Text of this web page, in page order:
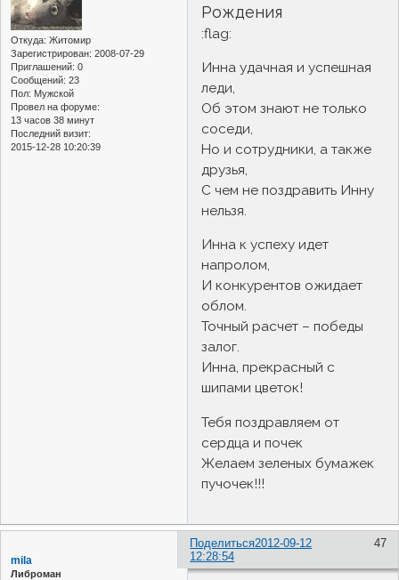
Откуда: Житомир
Зарегистрирован: 2008-07-29
Приглашений: 0
Сообщений: 23
Пол: Мужской
Провел на форуме:
13 часов 38 минут
Последний визит:
2015-12-28 10:20:39
Рождения
:flag:
Инна удачная и успешная
леди,
Об этом знают не только
соседи,
Но и сотрудники, а также
друзья,
С чем не поздравить Инну
нельзя.
Инна к успеху идет
напролом,
И конкурентов ожидает
облом.
Точный расчет – победы
залог.
Инна, прекрасный с
шипами цветок!
Тебя поздравляем от
сердца и почек
Желаем зеленых бумажек
пучочек!!!
Поделиться 47
2012-09-12
12:28:54
mila
Либроман